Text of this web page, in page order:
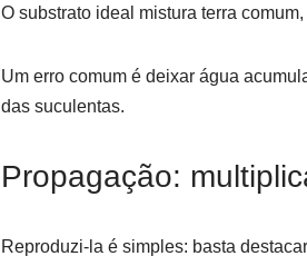
O substrato ideal mistura terra
Um erro comum é deixar água
das suculentas.
Propagação:
Reproduzi-la é simples: basta